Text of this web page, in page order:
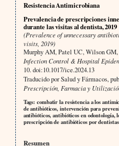
Resistencia Antimicrobiana
Prevalencia de prescripciones
durante las visitas al dentista, 2019
(Prevalence of unnecessary
visits, 2019)
Murphy AM, Patel UC, Wilson GM,
Infection Control & Hospital
10. doi:10.1017/ice.2024.13
Traducido por Salud y Fármacos,
Prescripción, Farmacia y
Tags: combatir la resistencia a los
de antibióticos, intervención para
antibióticos, antibióticos en odontología,
prescripción de antibióticos por dentistas
Resumen